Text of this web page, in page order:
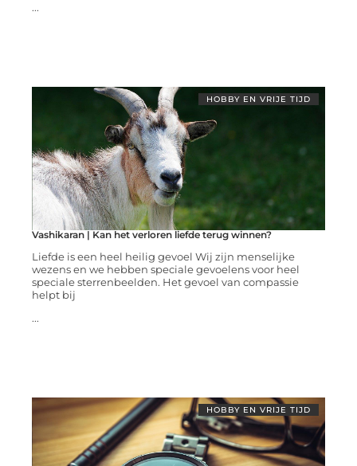
...
HOBBY EN VRIJE TIJD
Vashikaran | Kan het verloren liefde terug winnen?
Liefde is een heel heilig gevoel Wij zijn menselijke
wezens en we hebben speciale gevoelens voor heel
speciale sterrenbeelden. Het gevoel van compassie
helpt bij
...
HOBBY EN VRIJE TIJD